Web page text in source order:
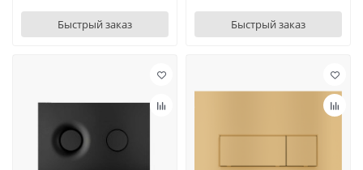
Быстрый заказ Быстрый заказ